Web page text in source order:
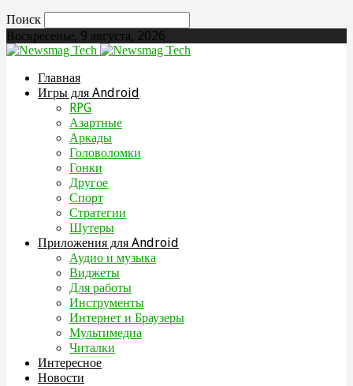
Поиск
Воскресенье, 9 августа, 2026
Главная
Игры для Android
RPG
Азартные
Аркады
Головоломки
Гонки
Другое
Спорт
Стратегии
Шутеры
Приложения для Android
Аудио и музыка
Виджеты
Для работы
Инструменты
Интернет и Браузеры
Мультимедиа
Читалки
Интересное
Новости